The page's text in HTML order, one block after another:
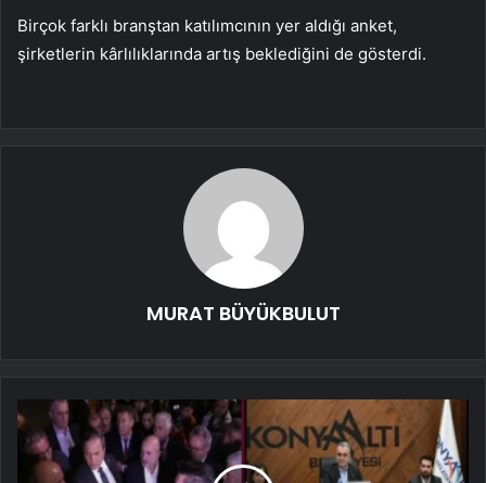
Birçok farklı branştan katılımcının yer aldığı anket,
şirketlerin kârlılıklarında artış beklediğini de gösterdi.
MURAT BÜYÜKBULUT